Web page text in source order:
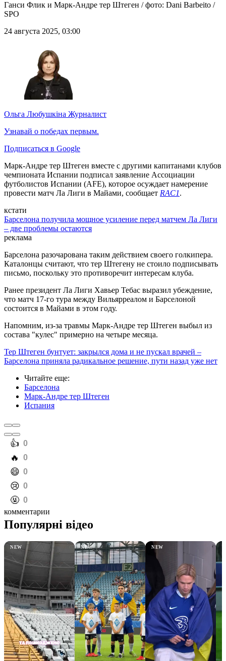
Ганси Флик и Марк-Андре тер Штеген / фото: Dani Barbeito /
SPO
24 августа 2025, 03:00
Ольга Любушкіна Журналист
Узнавай о победах первым.
Подписаться в Google
Марк-Андре тер Штеген вместе с другими капитанами клубов
чемпионата Испании подписал заявление Ассоциации
футболистов Испании (AFE), которое осуждает намерение
провести матч Ла Лиги в Майами, сообщает RAC1.
кстати
Барселона получила мощное усиление перед матчем Ла Лиги
– две проблемы остаются
реклама
Барселона разочарована таким действием своего голкипера.
Каталонцы считают, что тер Штегену не стоило подписывать
письмо, поскольку это противоречит интересам клуба.
Ранее президент Ла Лиги Хавьер Тебас выразил убеждение,
что матч 17-го тура между Вильярреалом и Барселоной
состоится в Майами в этом году.
Напомним, из-за травмы Марк-Андре тер Штеген выбыл из
состава "кулес" примерно на четыре месяца.
Тер Штеген бунтует: закрылся дома и не пускал врачей –
Барселона приняла радикальное решение, пути назад уже нет
Читайте еще:
Барселона
Марк-Андре тер Штеген
Испания
️👍 0
️🔥 0
️😄 0
️😢 0
️🤬 0
комментарии